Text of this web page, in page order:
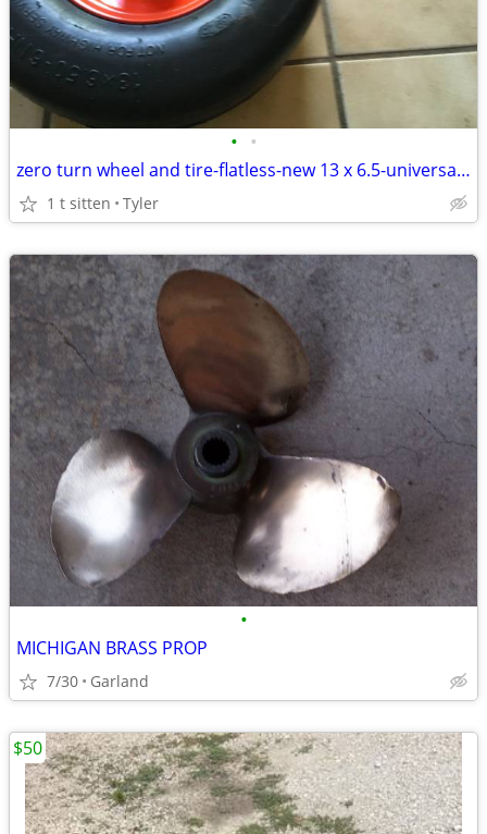
• •
zero turn wheel and tire-flatless-new 13 x 6.5-universal fit
1 t sitten Tyler
•
MICHIGAN BRASS PROP
7/30 Garland
$50